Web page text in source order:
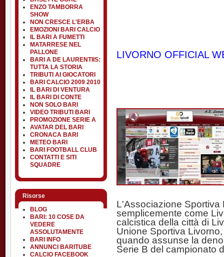
ENZO TAMBORRA
SHOW
NON CRESCE L'ERBA
EMOZIONI BARI CALCIO
IL BARI A FUMETTI
MATARRESE NEL
PALLONE
BARI A DE LAURENTIIS:
TUTTA LA STORIA
TRIBUTI AI GIOCATORI
BARI CALCIO 2009 2010
IL BARI DI VENTURA
IL BARI DI CONTE
NON SOLO BARI
VIDEO TRIBUTI BARI
PROMOZIONE SERIE A
AVATAR DEL BARI
CRONACA BARI
METEO BARI
BARI FOOTBALL CLUB
CONTATTI E SITI
SQUADRE
Risorse
BLOG
BARI: 10 COSE DA
VEDERE
ASSOLUTAMENTE
BARI INFO
ANNUNCI BARITUBE
CALCIO FACEBOOK
LIVORNO OFFICIAL
L'Associazione Sportiva
semplicemente come
calcistica della città di
Unione Sportiva
quando assunse la
Serie B del campionato